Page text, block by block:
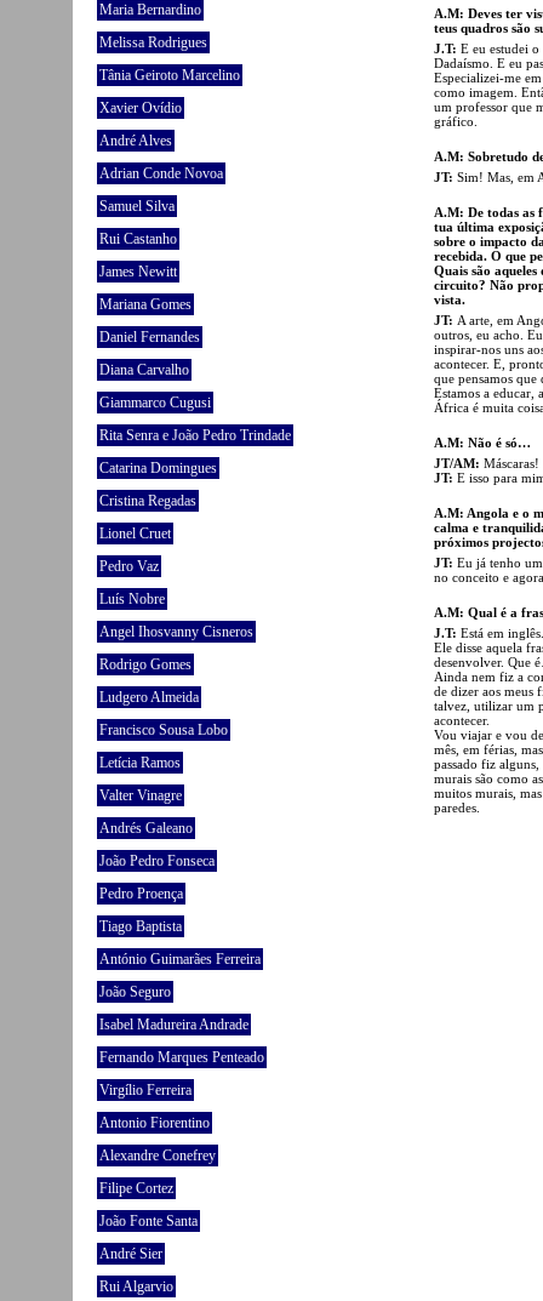
Maria Bernardino
Melissa Rodrigues
Tânia Geiroto Marcelino
Xavier Ovídio
André Alves
Adrian Conde Novoa
Samuel Silva
Rui Castanho
James Newitt
Mariana Gomes
Daniel Fernandes
Diana Carvalho
Giammarco Cugusi
Rita Senra e João Pedro Trindade
Catarina Domingues
Cristina Regadas
Lionel Cruet
Pedro Vaz
Luís Nobre
Angel Ihosvanny Cisneros
Rodrigo Gomes
Ludgero Almeida
Francisco Sousa Lobo
Letícia Ramos
Valter Vinagre
Andrés Galeano
João Pedro Fonseca
Pedro Proença
Tiago Baptista
António Guimarães Ferreira
João Seguro
Isabel Madureira Andrade
Fernando Marques Penteado
Virgílio Ferreira
Antonio Fiorentino
Alexandre Conefrey
Filipe Cortez
João Fonte Santa
André Sier
Rui Algarvio
A.M: Deves ter
teus quadros são
J.T: E eu estudei
Dadaísmo. E eu
Especializei-me
como imagem.
um professor que
gráfico.
A.M: Sobretudo
JT: Sim! Mas, em
A.M: De todas as
tua última
sobre o impacto
recebida. O que
Quais são
circuito? Não
vista.
JT: A arte, em
outros, eu acho.
inspirar-nos uns
acontecer. E,
que pensamos
Estamos a educar,
África é muita
A.M: Não é só…
JT/AM: Máscaras!
JT: E isso para
A.M: Angola e o
calma e
próximos
JT: Eu já tenho
no conceito e
A.M: Qual é a
J.T: Está em
Ele disse aquela
desenvolver. Que
Ainda nem fiz a
de dizer aos meus
talvez, utilizar um
acontecer.
Vou viajar e vou
mês, em férias,
passado fiz
murais são como
muitos murais,
paredes.